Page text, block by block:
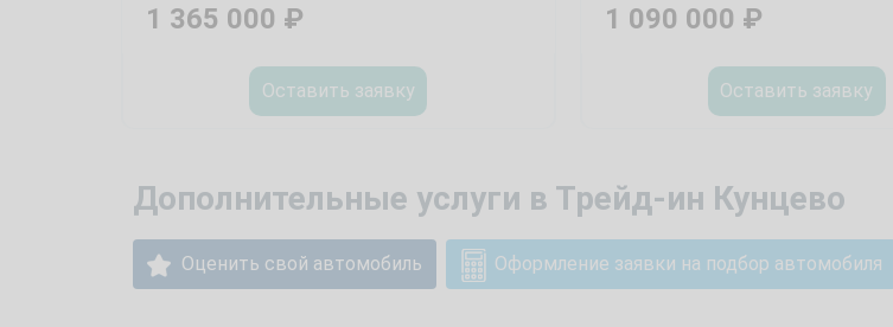
1 365 000 ₽
Оставить заявку
1 090 000 ₽
Оставить заявку
Дополнительные услуги в Трейд-ин Кунцево
Оценить свой автомобиль Оформление заявки на подбор автомобиля